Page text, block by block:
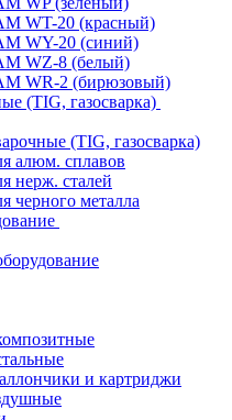
WT-20 (красный)
WY-20 (синий)
WZ-8 (белый)
WR-2 (бирюзовый)
(TIG, газосварка)
(TIG, газосварка)
алюм. сплавов
нерж. сталей
черного металла
и картриджи